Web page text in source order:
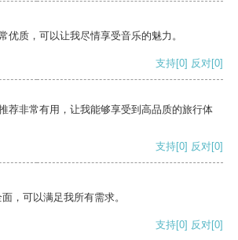
优质，可以让我尽情享受音乐的魅力。
支持[0] 反对[0]
荐非常有用，让我能够享受到高品质的旅行体
支持[0] 反对[0]
，可以满足我所有需求。
支持[0] 反对[0]